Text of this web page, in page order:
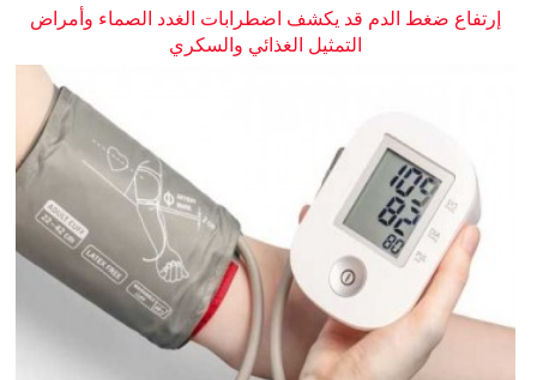
إرتفاع ضغط الدم قد يكشف اضطرابات الغدد الصماء وأمراض
التمثيل الغذائي والسكري